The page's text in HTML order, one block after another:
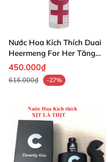
Nước Hoa Kích Thích Duai
Heermeng For Her Tăng
Hưng Phấn Nữ
450.000₫
616.000₫ -27%